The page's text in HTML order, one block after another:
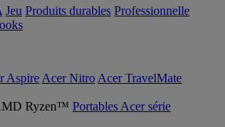
Jeu Produits durables Professionnelle
Aspire Acer Nitro Acer TravelMate
Portables Acer série